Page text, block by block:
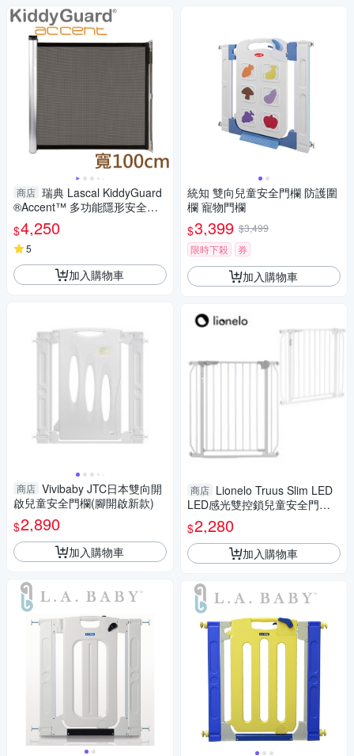
商店 瑞典 Lascal KiddyGuard
®Accent™ 多功能隱形安全門
欄(100cm) 黑色
$4,250
5
加入購物車
商店 Vivibaby JTC日本雙向開
啟兒童安全門欄(腳開啟新款)
$2,890
加入購物車
統知 雙向兒童安全門欄 防護圍
欄 寵物門欄
$3,399 $3,499
限時下殺
券
加入購物車
商店 Lionelo Truus Slim LED
LED感光雙控鎖兒童安全門欄
｜安全門欄｜門欄【六甲媽
咪】
$2,280
加入購物車